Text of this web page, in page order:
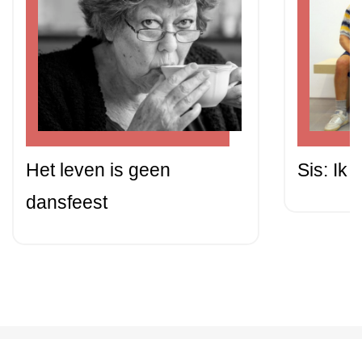
Het leven is geen
dansfeest
Sis: Ik